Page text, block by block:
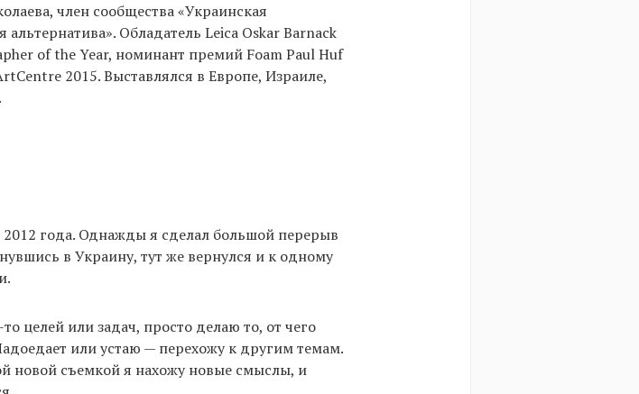
член сообщества «Украинская
альтернатива». Обладатель Leica Oskar Barnack
of the Year, номинант премий Foam Paul Huf
2015. Выставлялся в Европе, Израиле,
года. Однажды я сделал большой перерыв
в Украину, тут же вернулся и к одному
целей или задач, просто делаю то, от чего
или устаю — перехожу к другим темам.
новой съемкой я нахожу новые смыслы, и